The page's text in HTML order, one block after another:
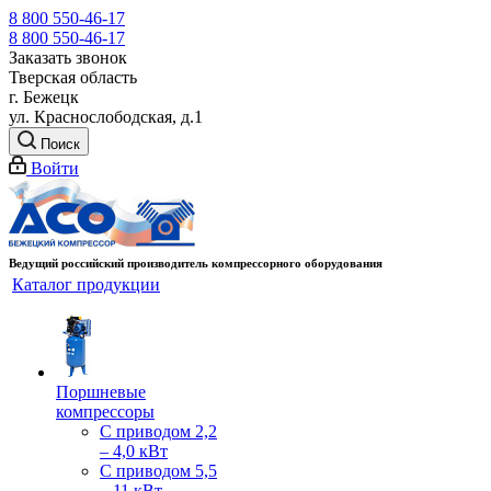
8 800 550-46-17
8 800 550-46-17
Заказать звонок
Тверская область
г. Бежецк
ул. Краснослободская, д.1
Поиск
Войти
Ведущий российский производитель компрессорного оборудования
Каталог продукции
Поршневые
компрессоры
С приводом 2,2
– 4,0 кВт
С приводом 5,5